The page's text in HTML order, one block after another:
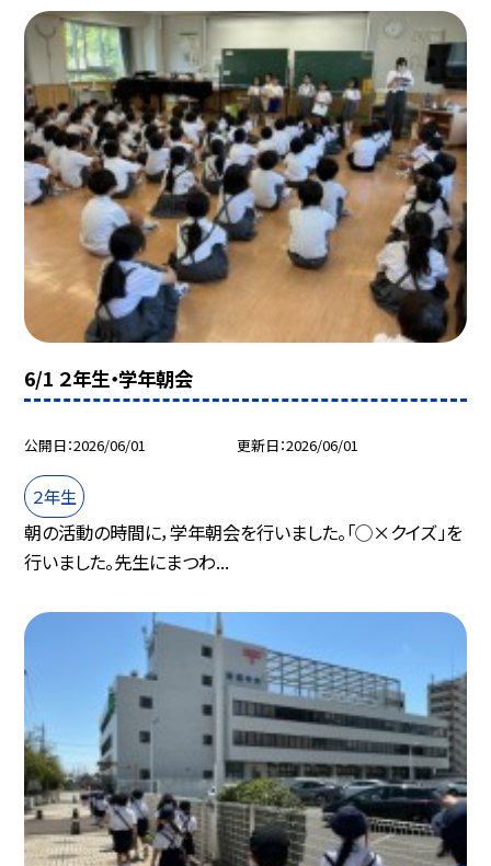
6/1 ２年生・学年朝会
公開日 2026/06/01 更新日 2026/06/01
２年生
朝の活動の時間に，学年朝会を行いました。「◯×クイズ」を
行いました。先生にまつわ...